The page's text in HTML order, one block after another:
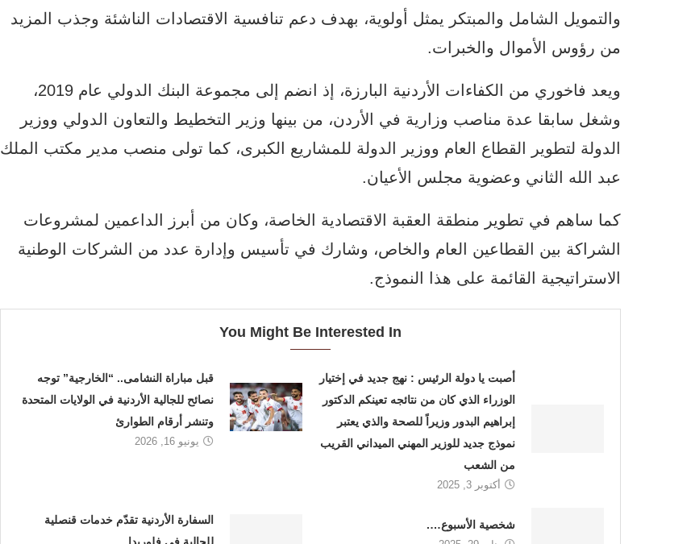
والتمويل الشامل والمبتكر يمثل أولوية، بهدف دعم تنافسية الاقتصادات الناشئة وجذب المزيد
من رؤوس الأموال والخبرات.
ويعد فاخوري من الكفاءات الأردنية البارزة، إذ انضم إلى مجموعة البنك الدولي عام 2019،
وشغل سابقا عدة مناصب وزارية في الأردن، من بينها وزير التخطيط والتعاون الدولي ووزير
الدولة لتطوير القطاع العام ووزير الدولة للمشاريع الكبرى، كما تولى منصب مدير مكتب الملك
عبد الله الثاني وعضوية مجلس الأعيان.
كما ساهم في تطوير منطقة العقبة الاقتصادية الخاصة، وكان من أبرز الداعمين لمشروعات
الشراكة بين القطاعين العام والخاص، وشارك في تأسيس وإدارة عدد من الشركات الوطنية
الاستراتيجية القائمة على هذا النموذج.
You Might Be Interested In
أصبت يا دولة الرئيس : نهج جديد في إختيار
الوزراء الذي كان من نتائجه تعينكم الدكتور
إبراهيم البدور وزيراً للصحة والذي يعتبر
نموذج جديد للوزير المهني الميداني القريب
من الشعب
أكتوبر 3, 2025
قبل مباراة النشامى.. “الخارجية” توجه
نصائح للجالية الأردنية في الولايات المتحدة
وتنشر أرقام الطوارئ
يونيو 16, 2026
شخصية الأسبوع….
السفارة الأردنية تقدّم خدمات قنصلية